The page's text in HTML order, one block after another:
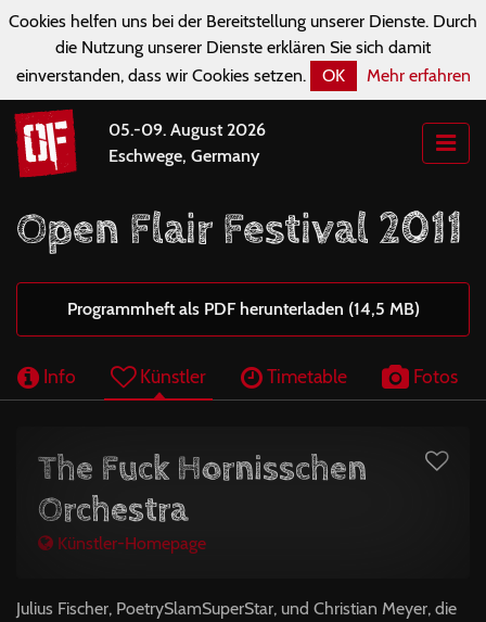
Cookies helfen uns bei der Bereitstellung unserer Dienste. Durch
die Nutzung unserer Dienste erklären Sie sich damit
einverstanden, dass wir Cookies setzen.
OK Mehr erfahren
05.-09. August 2026
Eschwege, Germany
Open Flair Festival 2011
Programmheft als PDF herunterladen (14,5 MB)
Info Künstler Timetable Fotos
The Fuck Hornisschen
Orchestra
Künstler-Homepage
Julius Fischer, PoetrySlamSuperStar, und Christian Meyer, die